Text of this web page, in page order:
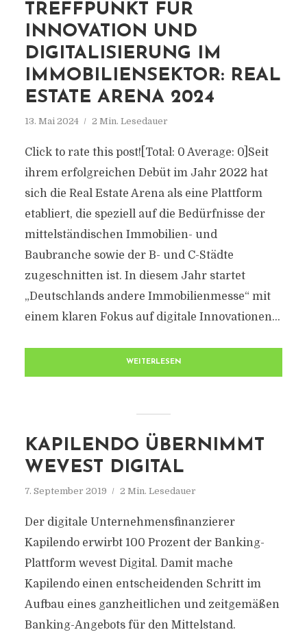
TREFFPUNKT FÜR
INNOVATION UND
DIGITALISIERUNG IM
IMMOBILIENSEKTOR: REAL
ESTATE ARENA 2024
13. Mai 2024 2 Min. Lesedauer
Click to rate this post![Total: 0 Average: 0]Seit
ihrem erfolgreichen Debüt im Jahr 2022 hat
sich die Real Estate Arena als eine Plattform
etabliert, die speziell auf die Bedürfnisse der
mittelständischen Immobilien- und
Baubranche sowie der B- und C-Städte
zugeschnitten ist. In diesem Jahr startet
„Deutschlands andere Immobilienmesse“ mit
einem klaren Fokus auf digitale Innovationen...
WEITERLESEN
KAPILENDO ÜBERNIMMT
WEVEST DIGITAL
7. September 2019 2 Min. Lesedauer
Der digitale Unternehmensfinanzierer
Kapilendo erwirbt 100 Prozent der Banking-
Plattform wevest Digital. Damit mache
Kapilendo einen entscheidenden Schritt im
Aufbau eines ganzheitlichen und zeitgemäßen
Banking-Angebots für den Mittelstand.